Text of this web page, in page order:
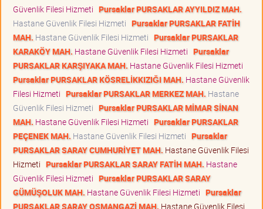
Güvenlik Filesi Hizmeti Pursaklar PURSAKLAR AYYILDIZ MAH.
Hastane Güvenlik Filesi Hizmeti Pursaklar PURSAKLAR FATİH
MAH. Hastane Güvenlik Filesi Hizmeti Pursaklar PURSAKLAR
KARAKÖY MAH. Hastane Güvenlik Filesi Hizmeti Pursaklar
PURSAKLAR KARŞIYAKA MAH. Hastane Güvenlik Filesi Hizmeti
Pursaklar PURSAKLAR KÖSRELİKKIZIĞI MAH. Hastane Güvenlik
Filesi Hizmeti Pursaklar PURSAKLAR MERKEZ MAH. Hastane
Güvenlik Filesi Hizmeti Pursaklar PURSAKLAR MİMAR SİNAN
MAH. Hastane Güvenlik Filesi Hizmeti Pursaklar PURSAKLAR
PEÇENEK MAH. Hastane Güvenlik Filesi Hizmeti Pursaklar
PURSAKLAR SARAY CUMHURİYET MAH. Hastane Güvenlik Filesi
Hizmeti Pursaklar PURSAKLAR SARAY FATİH MAH. Hastane
Güvenlik Filesi Hizmeti Pursaklar PURSAKLAR SARAY
GÜMÜŞOLUK MAH. Hastane Güvenlik Filesi Hizmeti Pursaklar
PURSAKLAR SARAY OSMANGAZİ MAH. Hastane Güvenlik Filesi